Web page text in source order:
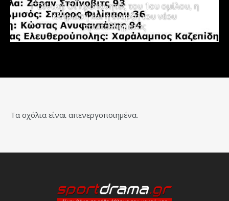
Γ΄ Εθνική: Οι προπονητές του 1ου ομίλου, η
κλήρωση και η έναρξη του νέου
πρωταθλήματος
Τα σχόλια είναι απενεργοποιημένα.